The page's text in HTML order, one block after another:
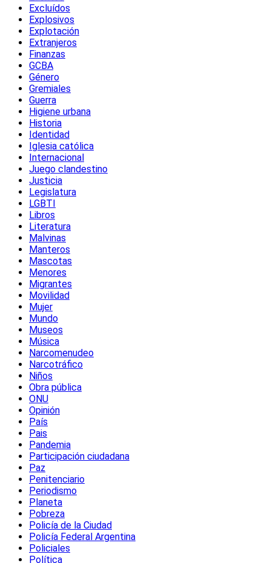
Excluídos
Explosivos
Explotación
Extranjeros
Finanzas
GCBA
Género
Gremiales
Guerra
Higiene urbana
Historia
Identidad
Iglesia católica
Internacional
Juego clandestino
Justicia
Legislatura
LGBTI
Libros
Literatura
Malvinas
Manteros
Mascotas
Menores
Migrantes
Movilidad
Mujer
Mundo
Museos
Música
Narcomenudeo
Narcotráfico
Niños
Obra pública
ONU
Opinión
País
Pais
Pandemia
Participación ciudadana
Paz
Penitenciario
Periodismo
Planeta
Pobreza
Policía de la Ciudad
Policía Federal Argentina
Policiales
Política